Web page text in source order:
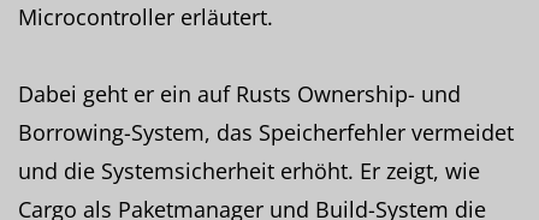
Microcontroller erläutert.
Dabei geht er ein auf Rusts Ownership- und
Borrowing-System, das Speicherfehler vermeidet
und die Systemsicherheit erhöht. Er zeigt, wie
Cargo als Paketmanager und Build-System die